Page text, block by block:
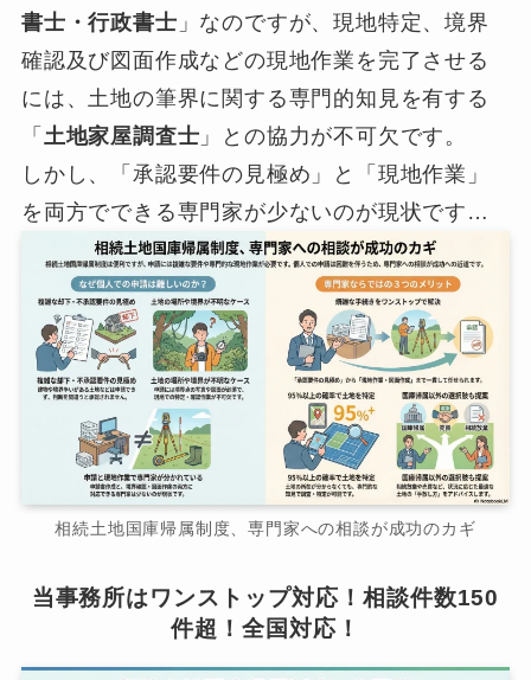
書士・行政書士 」なのですが、現地特定、境界
確認及び図面作成などの現地作業を完了させる
には、土地の筆界に関する専門的知見を有する
「 土地家屋調査士 」との協力が不可欠です。
しかし、「承認要件の見極め」と「現地作業」
を両方でできる専門家が少ないのが現状です…
相続土地国庫帰属制度、専門家への相談が成功のカギ
当事務所はワンストップ対応！相談件数150
件超！全国対応！